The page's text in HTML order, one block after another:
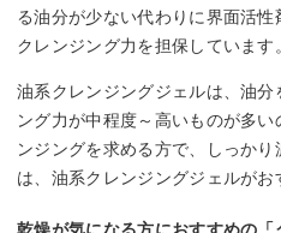
る油分が少ない代わりに界面活
クレンジング力を担保しています
油系クレンジングジェルは、油
ング力が中程度～高いものが多
ンジングを求める方で、しっか
は、油系クレンジングジェルがお